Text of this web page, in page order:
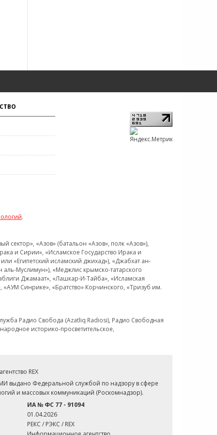
.
«Азов» (батальон «Азов», полк «Азов»),
и Сирии», «Исламское Государство Ирака и
«Египетский исламский джихад»), «Джабхат ан-
Муслимун»), «Меджлис крымско-татарского
Джамаат», «Лашкар-И-Тайба», «Исламская
Синрике», «Братство» Корчинского, «Тризуб им.
Радио Свобода (Azatliq Radiosi), Радио Свободная
историко-просветительское,
REX
выдано Федеральной службой по надзору в сфере
и массовых коммуникаций (Роскомнадзор).
ИА № ФС 77 - 91094
01.04.2026
РЕКС / РЭКС / REX